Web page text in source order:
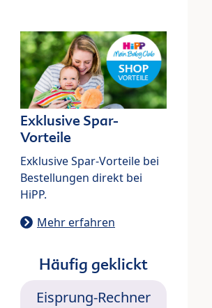
Exklusive Spar-
Vorteile
Exklusive Spar-Vorteile bei
Bestellungen direkt bei
HiPP.
Mehr erfahren
Häufig geklickt
Eisprung-Rechner